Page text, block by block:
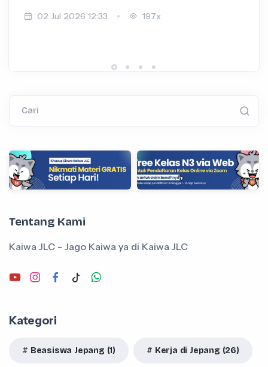
02 Jul 2026 12:33 197x
Cari
Tentang Kami
Kaiwa JLC - Jago Kaiwa ya di Kaiwa JLC
Kategori
Beasiswa Jepang (1) Kerja di Jepang (26)